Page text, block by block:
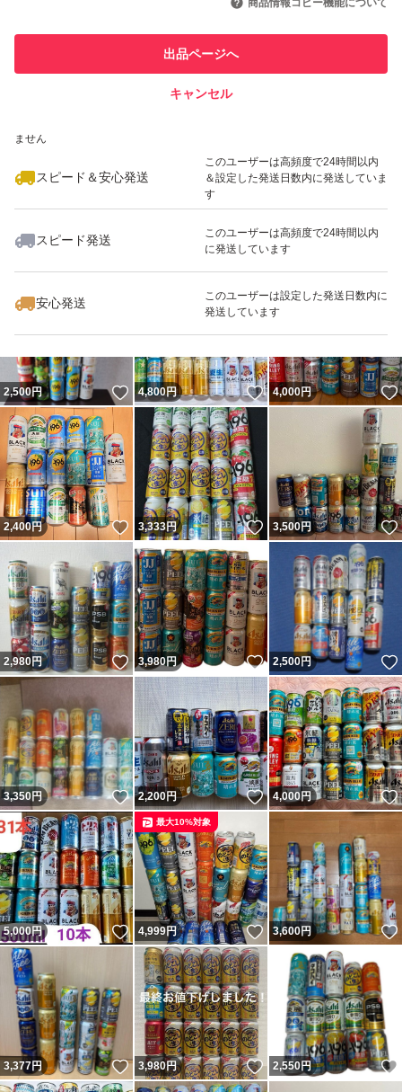
での取引実績があります
ません
スピード＆安心発送
このユーザーは高頻度で24時間以内
＆設定した発送日数内に発送していま
す
スピード発送
このユーザーは高頻度で24時間以内
に発送しています
安心発送
このユーザーは設定した発送日数内に
発送しています
商品情報コピー機能について
出品ページへ
キャンセル
いいね！
1,800
2,500円 いいね！
4,800円 いいね！
4,000円
2,400円 いいね！
3,333円 いいね！
3,500円
2,980円 いいね！
3,980円 いいね！
2,500円
3,350円 いいね！
2,200円 いいね！
4,000円
5,000円 いいね！
4,999円 いいね！
最大10%対象
3,600円
3,377円 いいね！
3,980円 いいね！
2,550円